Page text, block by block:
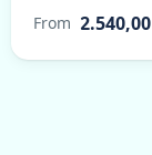
From